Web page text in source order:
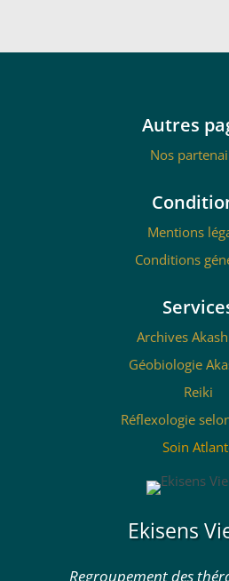
Autres
Nos
Mentions
Conditions
Archives
Géobiologie
Reiki
Réflexologie
Soin
Ekisens
Regroupement des